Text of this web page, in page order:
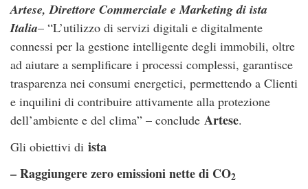
Artese, Direttore Commerciale e Marketing di ista
Italia– “L’utilizzo di servizi digitali e digitalmente
connessi per la gestione intelligente degli immobili, oltre
ad aiutare a semplificare i processi complessi, garantisce
trasparenza nei consumi energetici, permettendo a Clienti
e inquilini di contribuire attivamente alla protezione
dell’ambiente e del clima” – conclude Artese.
Gli obiettivi di ista
– Raggiungere zero emissioni nette di CO2